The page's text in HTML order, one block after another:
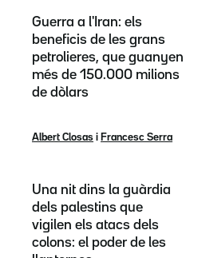
Guerra a l'Iran: els
beneficis de les grans
petrolieres, que guanyen
més de 150.000 milions
de dòlars
Albert Closas i Francesc Serra
Una nit dins la guàrdia
dels palestins que
vigilen els atacs dels
colons: el poder de les